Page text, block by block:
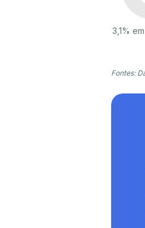
3,1%
Fontes: